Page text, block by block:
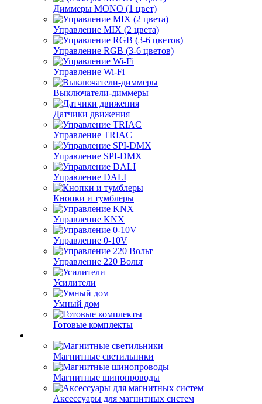
Диммеры MONO (1 цвет)
Управление MIX (2 цвета)
Управление RGB (3-6 цветов)
Управление Wi-Fi
Выключатели-диммеры
Датчики движения
Управление TRIAC
Управление SPI-DMX
Управление DALI
Кнопки и тумблеры
Управление KNX
Управление 0-10V
Управление 220 Вольт
Усилители
Умный дом
Готовые комплекты
Магнитные светильники
Магнитные шинопроводы
Аксессуары для магнитных систем